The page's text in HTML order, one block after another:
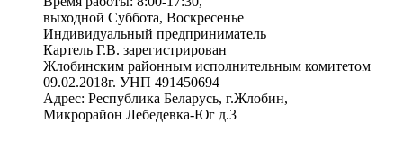
выходной Суббота, Воскресенье
Индивидуальный предприниматель
Картель Г.В. зарегистрирован
Жлобинским районным исполнительным комитетом
09.02.2018г. УНП 491450694
Адрес: Республика Беларусь, г.Жлобин,
Микрорайон Лебедевка-Юг д.3